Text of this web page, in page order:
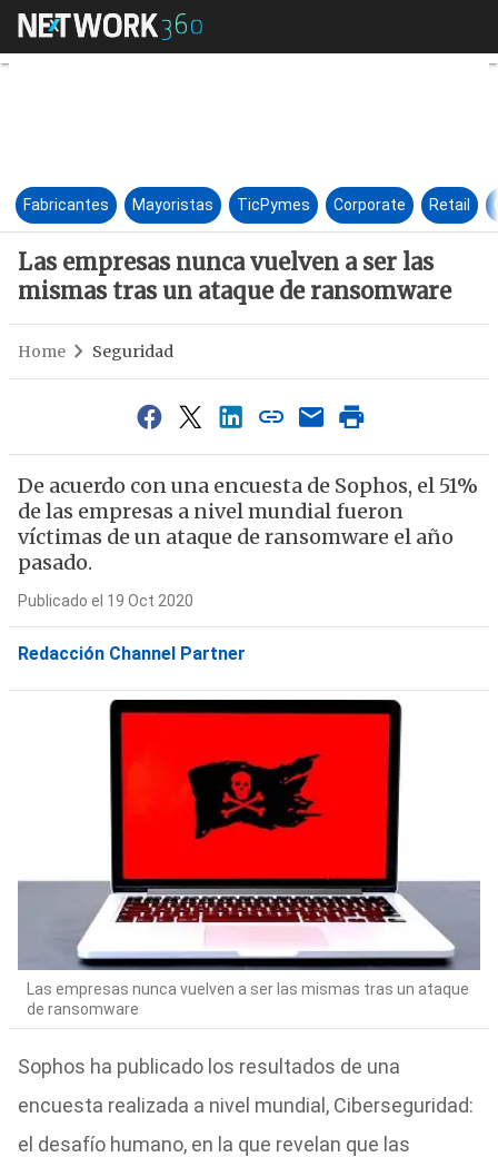
Las empresas nunca vuelven
Fabricantes Mayoristas TicPymes Corporate Retail
Las empresas nunca vuelven a ser las
mismas tras un ataque de ransomware
Home Seguridad
De acuerdo con una encuesta de Sophos, el 51%
de las empresas a nivel mundial fueron
víctimas de un ataque de ransomware el año
pasado.
Publicado el 19 Oct 2020
Redacción Channel Partner
Las empresas nunca vuelven a ser las mismas tras un ataque
de ransomware
Sophos ha publicado los resultados de una
encuesta realizada a nivel mundial, Ciberseguridad:
el desafío humano, en la que revelan que las